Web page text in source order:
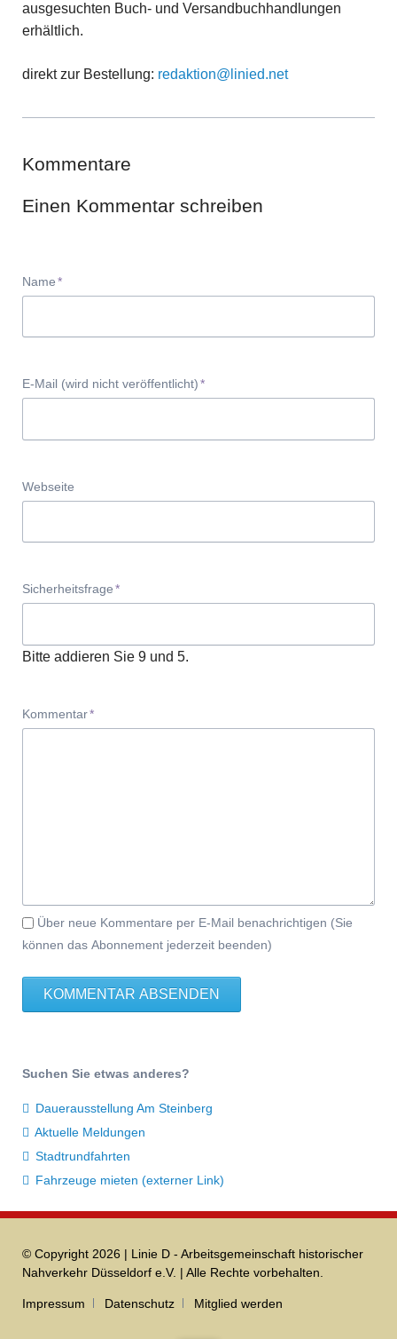
ausgesuchten Buch- und Versandbuchhandlungen
erhältlich.
direkt zur Bestellung: redaktion@linied.net
Kommentare
Einen Kommentar schreiben
Pflichtfeld
Name*
Pflichtfeld
E-Mail (wird nicht veröffentlicht)*
Webseite
Pflichtfeld
Sicherheitsfrage*
Bitte addieren Sie 9 und 5.
Pflichtfeld
Kommentar*
Über neue Kommentare per E-Mail benachrichtigen (Sie
können das Abonnement jederzeit beenden)
KOMMENTAR ABSENDEN
Suchen Sie etwas anderes?
Dauerausstellung Am Steinberg
Aktuelle Meldungen
Stadtrundfahrten
Fahrzeuge mieten (externer Link)
© Copyright 2026 | Linie D - Arbeitsgemeinschaft historischer
Nahverkehr Düsseldorf e.V. | Alle Rechte vorbehalten.
Navigation
Impressum Datenschutz Mitglied werden